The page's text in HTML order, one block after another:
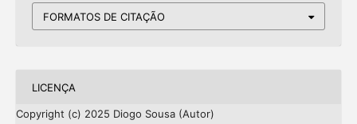
FORMATOS DE CITAÇÃO
LICENÇA
Copyright (c) 2025 Diogo Sousa (Autor)